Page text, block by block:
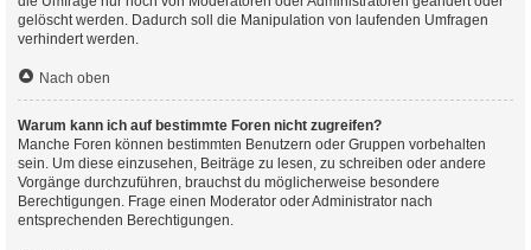
gelöscht werden. Dadurch soll die Manipulation von laufenden Umfragen
verhindert werden.
Nach oben
Warum kann ich auf bestimmte Foren nicht zugreifen?
Manche Foren können bestimmten Benutzern oder Gruppen vorbehalten
sein. Um diese einzusehen, Beiträge zu lesen, zu schreiben oder andere
Vorgänge durchzuführen, brauchst du möglicherweise besondere
Berechtigungen. Frage einen Moderator oder Administrator nach
entsprechenden Berechtigungen.